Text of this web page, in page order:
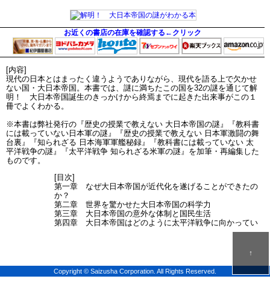
お近くの書店の在庫を確認する←クリック
[内容]
現代の日本とはまったく違うようでありながら、現代を語る上で欠かせ
ない国・大日本帝国。本書では、謎に満ちたこの国を32の謎を通じて解
明！ 大日本帝国誕生のきっかけから終焉までに起きた出来事がこの１
冊でよくわかる。
※本書は弊社発行の『歴史の授業で教えない 大日本帝国の謎』『教科書
には載っていない日本軍の謎』『歴史の授業で教えない 日本軍激闘の舞
台裏』『知られざる 日本海軍軍艦秘録』『教科書には載っていない 太
平洋戦争の謎』『太平洋戦争 知られざる米軍の謎』を加筆・再編集した
ものです。
[目次]
第一章 なぜ大日本帝国が近代化を遂げることができたの
か？
第二章 世界を驚かせた大日本帝国の科学力
第三章 大日本帝国の意外な体制と国民生活
第四章 大日本帝国はどのように太平洋戦争に向かってい
↑
Copyright © Saizusha Corporation. All Rights Reserved.